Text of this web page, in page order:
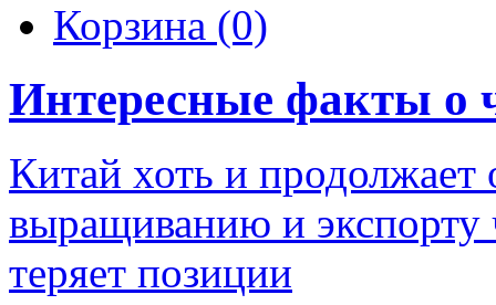
Корзина (0)
Интересные факты о
Китай хоть и продолжает
выращиванию и
теряет позиции